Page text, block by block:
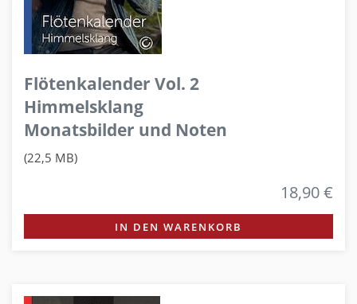
Flötenkalender Vol. 2
Himmelsklang
Monatsbilder und Noten
(22,5 MB)
18,90 €
IN DEN WARENKORB